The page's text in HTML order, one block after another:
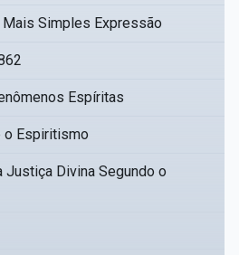
Simples Expressão
Espíritas
o Espiritismo
Justiça Divina Segundo o